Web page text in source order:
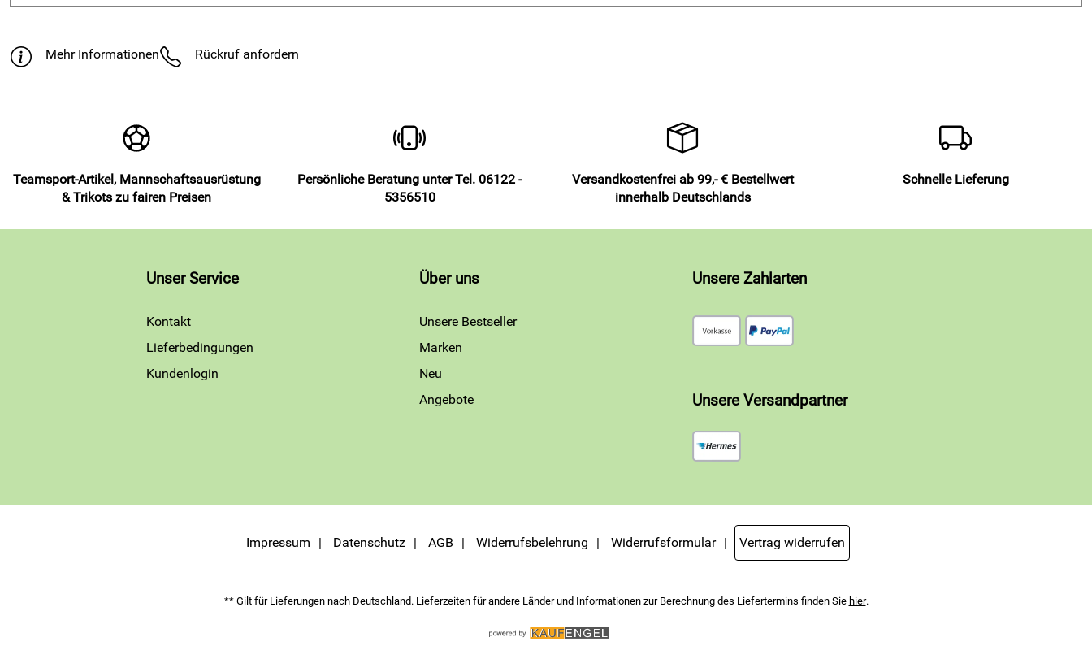
Mehr Informationen Rückruf anfordern
Teamsport-Artikel, Mannschaftsausrüstung
& Trikots zu fairen Preisen
Persönliche Beratung unter Tel. 06122 -
5356510
Versandkostenfrei ab 99,- € Bestellwert
innerhalb Deutschlands
Schnelle Lieferung
Unser Service
Kontakt
Lieferbedingungen
Kundenlogin
Über uns
Unsere Bestseller
Marken
Neu
Angebote
Unsere Zahlarten
Unsere Versandpartner
Impressum Datenschutz AGB Widerrufsbelehrung Widerrufsformular Vertrag widerrufen
** Gilt für Lieferungen nach Deutschland. Lieferzeiten für andere Länder und Informationen zur Berechnung des Liefertermins finden Sie hier.